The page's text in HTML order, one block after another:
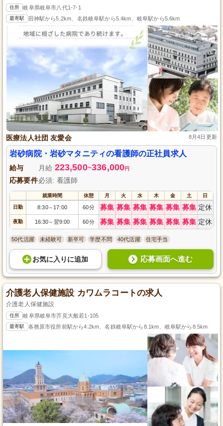
住所 岐阜県岐阜市八代1-7-1
最寄駅 田神駅から5.2km、名鉄岐阜駅から5.4km、岐阜駅から5.6km
医療法人社団 友愛会 8月4日更新
岩砂病院・岩砂マタニティの看護師の正社員求人
給与 月給 223,500~336,000円
応募要件必須: 看護師
就業時間 休憩 月 火 水 木 金 土 日
日勤 8:30～ 17:00 60分 募集 募集 募集 募集 募集 募集 定休
夜勤 16:30～ 翌9:00 60分 募集 募集 募集 募集 募集 募集 定休
50代活躍 未経験可 新卒可 学歴不問 40代活躍 住宅手当
お気に入り に追加 応募画面へ進む
介護老人保健施設 カワムラコートの求人
介護老人保健施設
住所 岐阜県岐阜市芥見大般若1-105
最寄駅 各務原市役所前駅から4.2km、名鉄岐阜駅から8.1km、岐阜駅から8.5km